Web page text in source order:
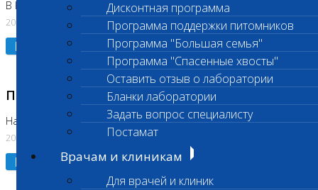
Дисконтная программа
Программа поддержки питомников
Программа "Большая семья"
Программа "Спасенные хвосты"
Оставить отзыв о лаборатории
Бланки лаборатории
Задать вопрос специалисту
Постамат
Врачам и клиникам
Для врачей и клиник
В Коломне 20.07.2026
20.07.2026
Подробнее
Приостановлено выполнение исследования
На Нагорной
20.07.2026
Подробнее